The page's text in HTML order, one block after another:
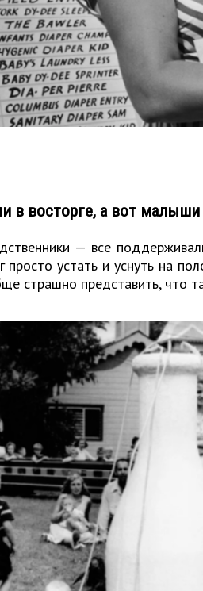
в восторге, а вот
— все
просто устать и уснуть на
страшно представить, что